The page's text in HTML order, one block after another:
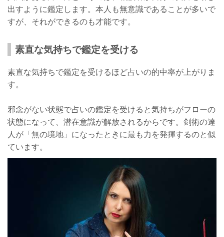
出すように鑑定します。本人も無意識であることが多いで
すが、それができるのも才能です。
素直な気持ちで鑑定を受ける
素直な気持ちで鑑定を受けるほど占いの的中率が上がりま
す。
邪念がない状態で占いの鑑定を受けると気持ちがフローの
状態になって、潜在意識が解放されるからです。剣術の達
人が「無の境地」になったときに最も力を発揮するのと似
ています。